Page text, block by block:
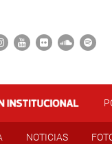
NOTICIAS